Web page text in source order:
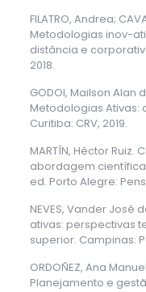
FILATRO, Andrea;
Metodologias inov-
distância e
2018.
GODOI, Mailson Alan
Metodologias
Curitiba: CRV, 2019.
MARTÍN, Héctor
abordagem
ed. Porto Alegre:
NEVES, Vander José
ativas: perspectivas
superior. Campinas:
ORDOÑEZ, Ana
Planejamento e